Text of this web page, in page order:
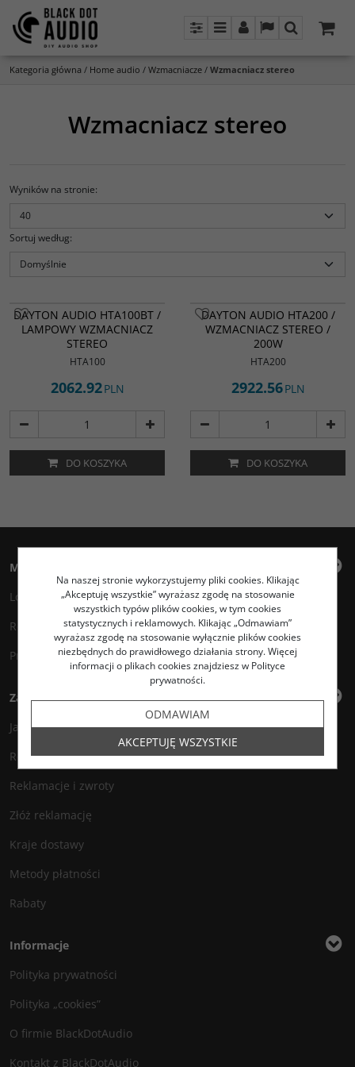
PanelMenuPanel LangSzukaj
Kategoria główna / Home audio / Wzmacniacze / Wzmacniacz stereo
Wzmacniacz stereo
Wyników na stronie:
Sortuj według:
DAYTON AUDIO HTA100BT /
LAMPOWY WZMACNIACZ
STEREO
HTA100
2062.92PLN
DO KOSZYKA
DAYTON AUDIO HTA200 /
WZMACNIACZ STEREO /
200W
HTA200
2922.56PLN
DO KOSZYKA
Moje konto
Logowanie
Rejestracja
Przechowalnia
Zakupy
Jak zamawiać?
Regulamin
Reklamacje i zwroty
Złóż reklamację
Kraje dostawy
Metody płatności
Rabaty
Informacje
Polityka prywatności
Polityka „cookies”
O firmie BlackDotAudio
Kontakt z BlackDotAudio
Na naszej stronie wykorzystujemy pliki cookies. Klikając
„Akceptuję wszystkie” wyrażasz zgodę na stosowanie
wszystkich typów plików cookies, w tym cookies
statystycznych i reklamowych. Klikając „Odmawiam”
wyrażasz zgodę na stosowanie wyłącznie plików cookies
niezbędnych do prawidłowego działania strony. Więcej
informacji o plikach cookies znajdziesz w Polityce
prywatności.
ODMAWIAM
AKCEPTUJĘ WSZYSTKIE